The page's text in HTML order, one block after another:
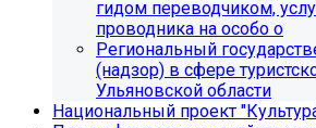
гидом переводчиком,
проводника на особо о
Региональный
(надзор) в сфере
Ульяновской области
Национальный проект